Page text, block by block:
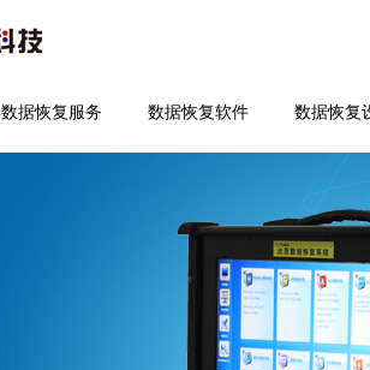
数据恢复服务 数据恢复软件 数据恢复